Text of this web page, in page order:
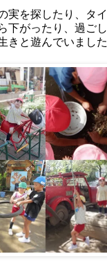
実を探したり、タ
下がったり、過ご
きと遊んでいました